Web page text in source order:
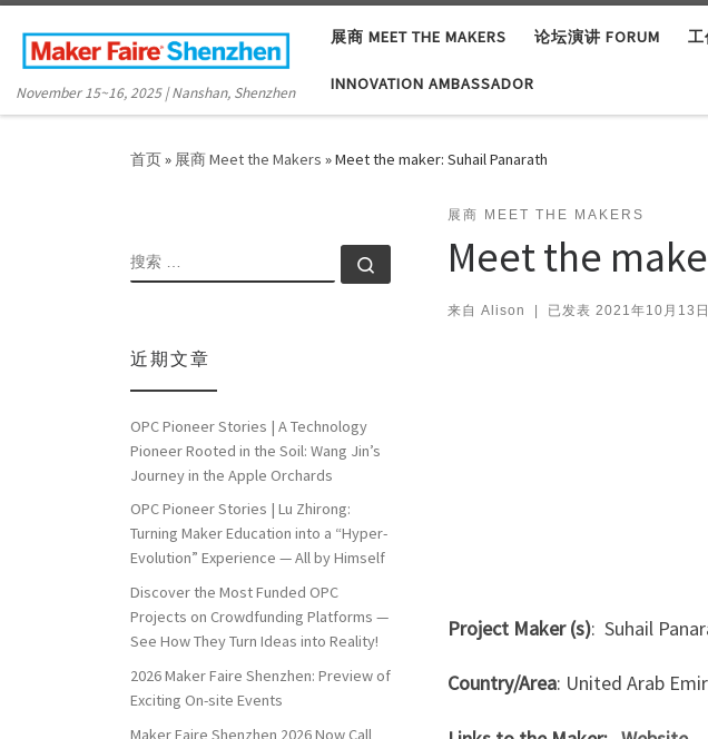
Skip to content
November 15~16, 2025 | Nanshan, Shenzhen
展商 MEET THE MAKERS 论坛演讲 FORUM 工
INNOVATION AMBASSADOR
首页» 展商 Meet the Makers »Meet the maker: Suhail Panarath
展商 MEET THE MAKERS
Meet the
来自 Alison 已发表 2021年10月13日
Project Maker (s): Suhail
Country/Area: United Arab
搜索
近期文章
OPC Pioneer Stories | A Technology
Pioneer Rooted in the Soil: Wang Jin’s
Journey in the Apple Orchards
OPC Pioneer Stories | Lu Zhirong:
Turning Maker Education into a “Hyper-
Evolution” Experience — All by Himself
Discover the Most Funded OPC
Projects on Crowdfunding Platforms —
See How They Turn Ideas into Reality!
2026 Maker Faire Shenzhen: Preview of
Exciting On-site Events
Maker Faire Shenzhen 2026 Now Call